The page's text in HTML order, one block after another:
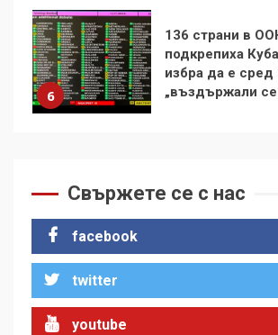
7
Удължаването на
контрола“ в ЕС
демокрацията
на Черни връх по
2
Свържете се с нас
facebook
twitter
youtube